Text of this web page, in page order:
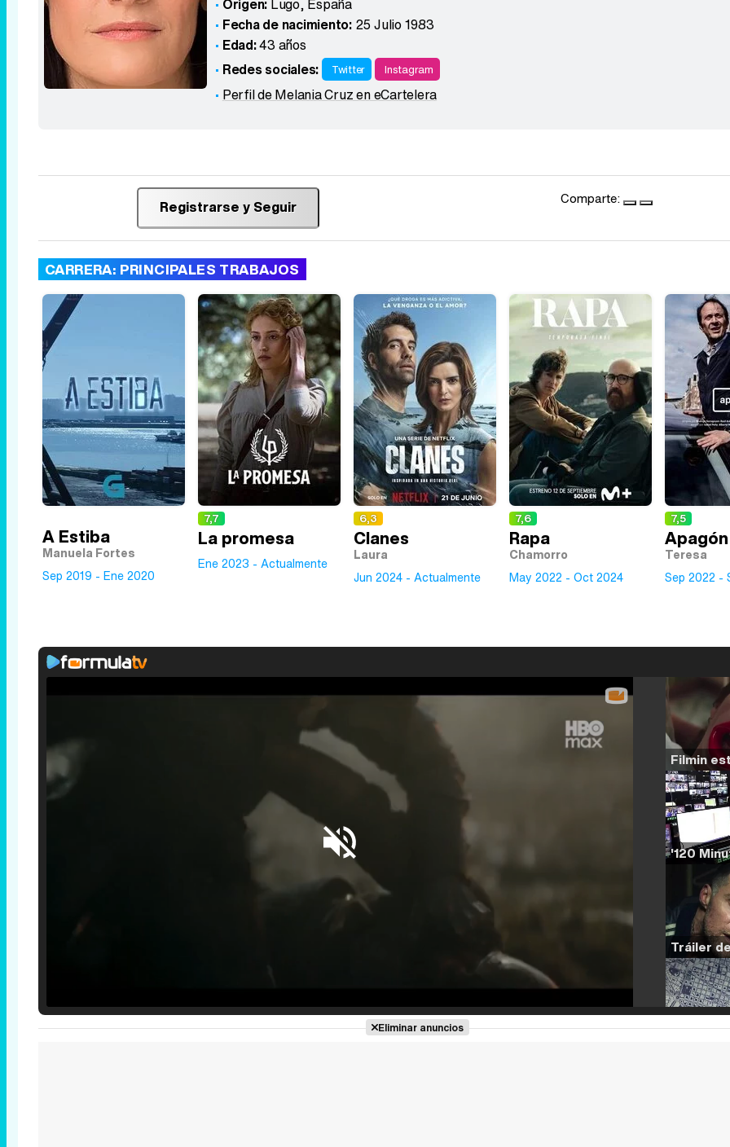
Origen: Lugo, España
Fecha de nacimiento: 25 Julio 1983
Edad:43 años
Redes sociales:
Twitter Instagram
Perfil de Melania Cruz en eCartelera
Comparte:
Registrarse y Seguir
CARRERA: PRINCIPALES TRABAJOS
A Estiba
Manuela Fortes
Sep 2019 - Ene 2020
7,7
La promesa
Ene 2023 - Actualmente
6,3
Clanes
Laura
Jun 2024 - Actualmente
7,6
Rapa
Chamorro
May 2022 - Oct 2024
7,5
Apagón
Teresa
Sep 2022 -
Eliminar anuncios